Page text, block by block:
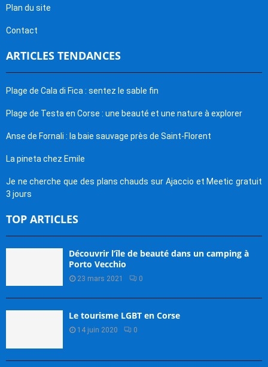
Plan du site
Contact
ARTICLES TENDANCES
Plage de Cala di Fica : sentez le sable fin
Plage de Testa en Corse : une beauté et une nature à explorer
Anse de Fornali : la baie sauvage près de Saint-Florent
La pineta chez Emile
Je ne cherche que des plans chauds sur Ajaccio et Meetic gratuit
3 jours
TOP ARTICLES
Découvrir l’île de beauté dans un camping à
Porto Vecchio
23 mars 2021 0
Le tourisme LGBT en Corse
14 juin 2020 0